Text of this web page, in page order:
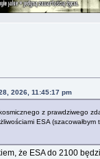
2026, 11:45:17 pm
z prawdziwego
ESA
że ESA do 2100